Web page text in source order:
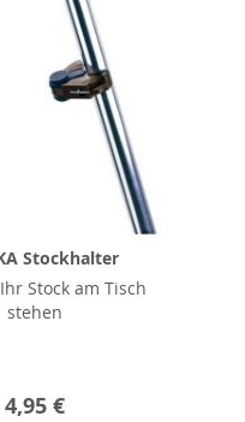
Stockhalter
Stock am Tisch
stehen
4,95 €